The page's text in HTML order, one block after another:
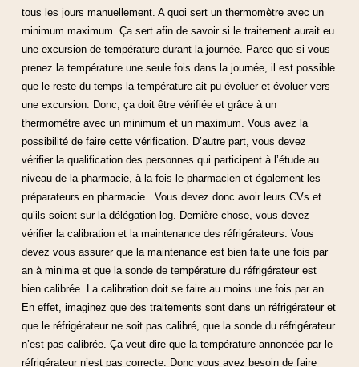
tous les jours manuellement. A quoi sert un thermomètre avec un
minimum maximum. Ça sert afin de savoir si le traitement aurait eu
une excursion de température durant la journée. Parce que si vous
prenez la température une seule fois dans la journée, il est possible
que le reste du temps la température ait pu évoluer et évoluer vers
une excursion. Donc, ça doit être vérifiée et grâce à un
thermomètre avec un minimum et un maximum. Vous avez la
possibilité de faire cette vérification. D’autre part, vous devez
vérifier la qualification des personnes qui participent à l’étude au
niveau de la pharmacie, à la fois le pharmacien et également les
préparateurs en pharmacie. Vous devez donc avoir leurs CVs et
qu’ils soient sur la délégation log. Dernière chose, vous devez
vérifier la calibration et la maintenance des réfrigérateurs. Vous
devez vous assurer que la maintenance est bien faite une fois par
an à minima et que la sonde de température du réfrigérateur est
bien calibrée. La calibration doit se faire au moins une fois par an.
En effet, imaginez que des traitements sont dans un réfrigérateur et
que le réfrigérateur ne soit pas calibré, que la sonde du réfrigérateur
n’est pas calibrée. Ça veut dire que la température annoncée par le
réfrigérateur n’est pas correcte. Donc vous avez besoin de faire